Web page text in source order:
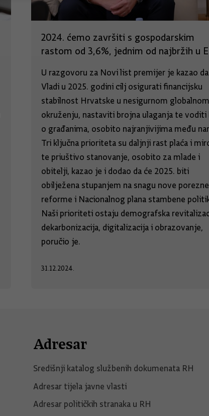
2024. ćemo završiti s gospodarskim
rastom od 3,6%, jednim od najbržih u
U razgovoru za Novi list premijer je kazao
Vladi u 2025. godini cilj osigurati financijsku
stabilnost Hrvatske u nesigurnom globalnom
okruženju, nastaviti brojna ulaganja te voditi
o građanima, osobito najranjivijima među
Tri ključna prioriteta su daljnji rast plaća i
te priuštivo stanovanje, osobito za mlade i
obitelji, kazao je i dodao da će 2025. biti
obilježena stupanjem na snagu nove porezne
reforme i Nacionalnog plana stambene
Naši prioriteti ostaju demografska
dekarbonizacija, digitalizacija i obrazovanje,
poručio je.
31.12.2024.
Adresar
Središnji katalog službenih dokumenata RH
Adresar tijela javne vlasti
Adresar političkih stranaka u RH